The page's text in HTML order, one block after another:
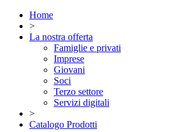
Home
>
La nostra offerta
Famiglie e privati
Imprese
Giovani
Soci
Terzo settore
Servizi digitali
>
Catalogo Prodotti